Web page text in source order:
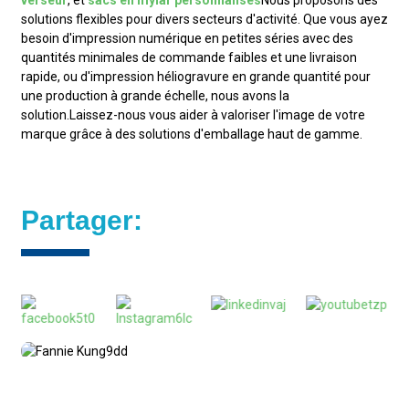
solutions flexibles pour divers secteurs d'activité. Que vous ayez
besoin d'impression numérique en petites séries avec des
quantités minimales de commande faibles et une livraison
rapide, ou d'impression héliogravure en grande quantité pour
une production à grande échelle, nous avons la
solution. Laissez-nous vous aider à valoriser l'image de votre
marque grâce à des solutions d'emballage haut de gamme.
Partager: